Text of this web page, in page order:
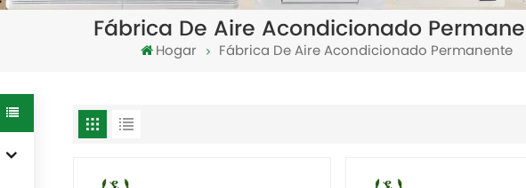
Fábrica De Aire Acondicionado
Hogar Fábrica De Aire Acondicionado Permanente